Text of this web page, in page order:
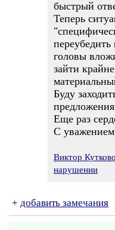
быстрый
Теперь
головы
зайти
Буду
Еще раз
С
Виктор
нарушении
+ добавить замечания